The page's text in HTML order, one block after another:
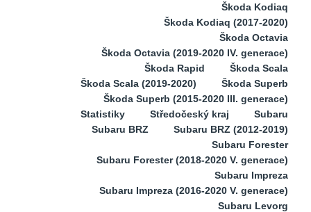
Škoda Kodiaq
Škoda Kodiaq (2017-2020)
Škoda Octavia
Škoda Octavia (2019-2020 IV. generace)
Škoda Rapid
Škoda Scala
Škoda Scala (2019-2020)
Škoda Superb
Škoda Superb (2015-2020 III. generace)
Statistiky
Středočeský kraj
Subaru
Subaru BRZ
Subaru BRZ (2012-2019)
Subaru Forester
Subaru Forester (2018-2020 V. generace)
Subaru Impreza
Subaru Impreza (2016-2020 V. generace)
Subaru Levorg